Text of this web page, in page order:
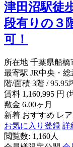
津田沼駅徒
段有りの３
可！
所在地 千葉県船橋
最寄駅 JR中央・
階/面積 3階 / 95.95
賃料 1,160,995 円 (
敷金 6.00ヶ月
新着 おすすめ レア
お気に入り登録 詳
閲覧数: 1,160人